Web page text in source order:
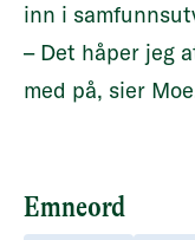
inn i
– Det håper jeg
med på, sier
Emneord